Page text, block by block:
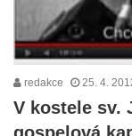
redakce 25. 4.
V kostele sv.